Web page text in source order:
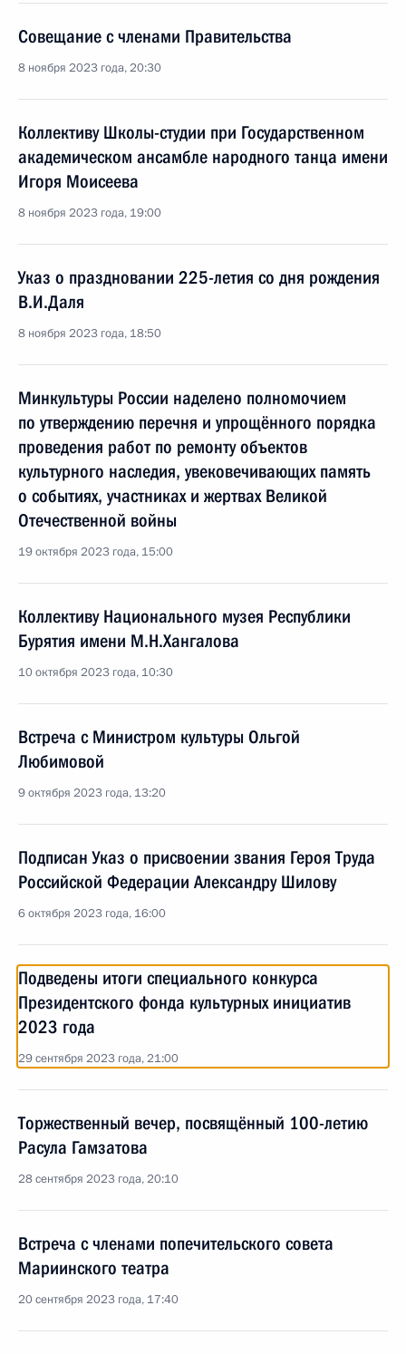
Совещание с членами Правительства
8 ноября 2023 года, 20:30
Коллективу Школы-студии при Государственном
академическом ансамбле народного танца имени
Игоря Моисеева
8 ноября 2023 года, 19:00
Указ о праздновании 225-летия со дня рождения
В.И.Даля
8 ноября 2023 года, 18:50
Минкультуры России наделено полномочием
по утверждению перечня и упрощённого порядка
проведения работ по ремонту объектов
культурного наследия, увековечивающих память
о событиях, участниках и жертвах Великой
Отечественной войны
19 октября 2023 года, 15:00
Коллективу Национального музея Республики
Бурятия имени М.Н.Хангалова
10 октября 2023 года, 10:30
Встреча с Министром культуры Ольгой
Любимовой
9 октября 2023 года, 13:20
Подписан Указ о присвоении звания Героя Труда
Российской Федерации Александру Шилову
6 октября 2023 года, 16:00
Подведены итоги специального конкурса
Президентского фонда культурных инициатив
2023 года
29 сентября 2023 года, 21:00
Торжественный вечер, посвящённый 100-летию
Расула Гамзатова
28 сентября 2023 года, 20:10
Встреча с членами попечительского совета
Мариинского театра
20 сентября 2023 года, 17:40